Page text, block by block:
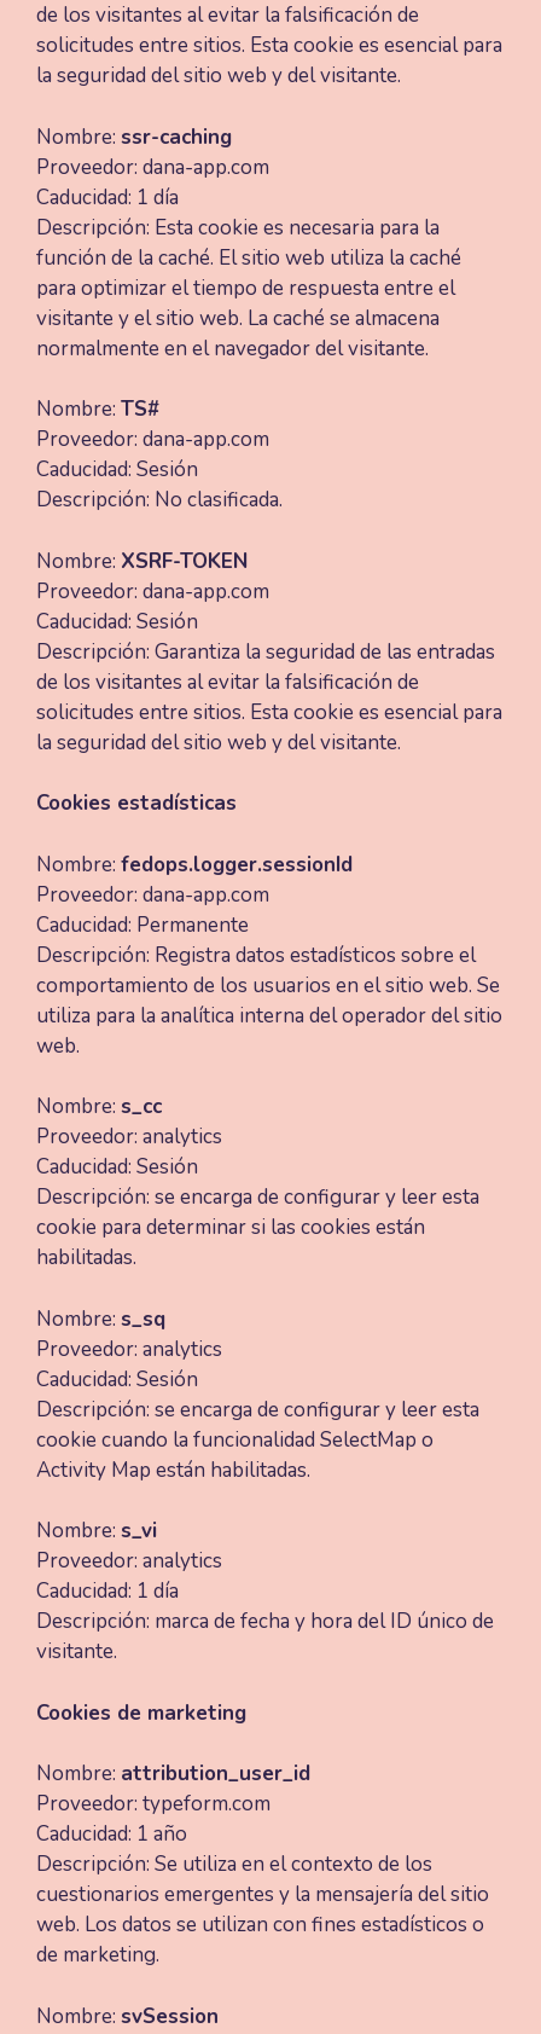
de los visitantes al evitar la falsificación de
solicitudes entre sitios. Esta cookie es esencial para
la seguridad del sitio web y del visitante.
Nombre: ssr-caching
Proveedor: dana-app.com
Caducidad: 1 día
Descripción: Esta cookie es necesaria para la
función de la caché. El sitio web utiliza la caché
para optimizar el tiempo de respuesta entre el
visitante y el sitio web. La caché se almacena
normalmente en el navegador del visitante.
Nombre: TS#
Proveedor: dana-app.com
Caducidad: Sesión
Descripción: No clasificada.
Nombre: XSRF-TOKEN
Proveedor: dana-app.com
Caducidad: Sesión
Descripción: Garantiza la seguridad de las entradas
de los visitantes al evitar la falsificación de
solicitudes entre sitios. Esta cookie es esencial para
la seguridad del sitio web y del visitante.
Cookies estadísticas
Nombre: fedops.logger.sessionId
Proveedor: dana-app.com
Caducidad: Permanente
Descripción: Registra datos estadísticos sobre el
comportamiento de los usuarios en el sitio web. Se
utiliza para la analítica interna del operador del sitio
web.
Nombre: s_cc
Proveedor: analytics
Caducidad: Sesión
Descripción: se encarga de configurar y leer esta
cookie para determinar si las cookies están
habilitadas.
Nombre: s_sq
Proveedor: analytics
Caducidad: Sesión
Descripción: se encarga de configurar y leer esta
cookie cuando la funcionalidad SelectMap o
Activity Map están habilitadas.
Nombre: s_vi
Proveedor: analytics
Caducidad: 1 día
Descripción: marca de fecha y hora del ID único de
visitante.
Cookies de marketing
Nombre: attribution_user_id
Proveedor: typeform.com
Caducidad: 1 año
Descripción: Se utiliza en el contexto de los
cuestionarios emergentes y la mensajería del sitio
web. Los datos se utilizan con fines estadísticos o
de marketing.
Nombre: svSession